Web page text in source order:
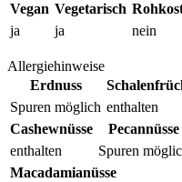
Vegan
ja
Vegetarisch
ja
nein
Allergiehinweise
Erdnuss
Spuren möglich enthalten
Cashewnüsse
enthalten
Pecannüsse
Spuren
Macadamianüsse